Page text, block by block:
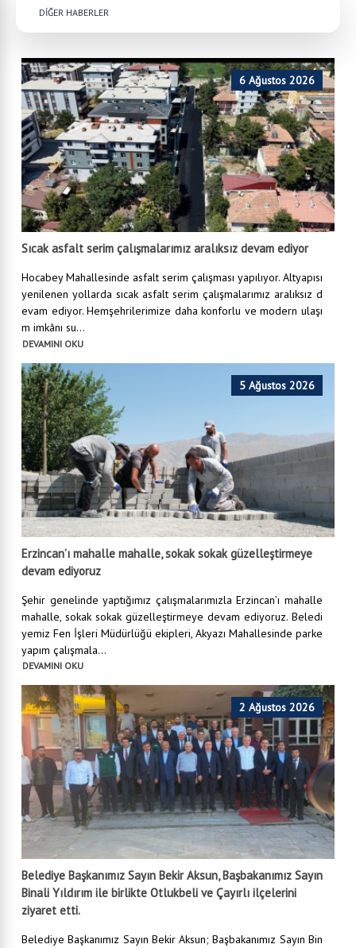
DİĞER HABERLER
6 Ağustos 2026
Sıcak asfalt serim çalışmalarımız aralıksız devam ediyor
Hocabey Mahallesinde asfalt serim çalışması yapılıyor. Altyapısı
yenilenen yollarda sıcak asfalt serim çalışmalarımız aralıksız d
evam ediyor. Hemşehrilerimize daha konforlu ve modern ulaşı
m imkânı su...
DEVAMINI OKU
5 Ağustos 2026
Erzincan’ı mahalle mahalle, sokak sokak güzelleştirmeye
devam ediyoruz
Şehir genelinde yaptığımız çalışmalarımızla Erzincan’ı mahalle
mahalle, sokak sokak güzelleştirmeye devam ediyoruz. Beledi
yemiz Fen İşleri Müdürlüğü ekipleri, Akyazı Mahallesinde parke
yapım çalışmala...
DEVAMINI OKU
2 Ağustos 2026
Belediye Başkanımız Sayın Bekir Aksun, Başbakanımız Sayın
Binali Yıldırım ile birlikte Otlukbeli ve Çayırlı ilçelerini
ziyaret etti.
Belediye Başkanımız Sayın Bekir Aksun; Başbakanımız Sayın Bin